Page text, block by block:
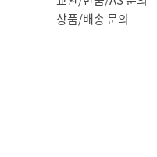
상품/배송 문의